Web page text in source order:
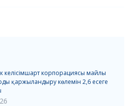
келісімшарт корпорациясы майлы
қаржыландыру көлемін 2,6 есеге